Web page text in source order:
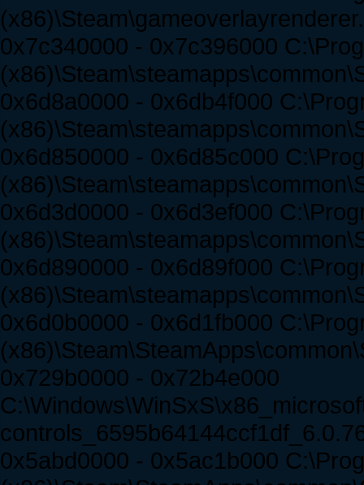
0x7c340000 - 0x7c396000
0x6d8a0000 - 0x6db4f000
0x6d850000 - 0x6d85c000
0x6d3d0000 - 0x6d3ef000
0x6d890000 - 0x6d89f000
0x6d0b0000 - 0x6d1fb000
0x729b0000 - 0x72b4e000
0x5abd0000 - 0x5ac1b000